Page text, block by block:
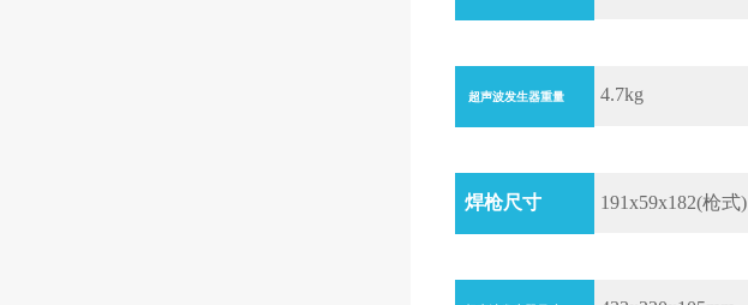
超声波发生器重量 4.7kg
焊枪尺寸 191x59x182(枪式)